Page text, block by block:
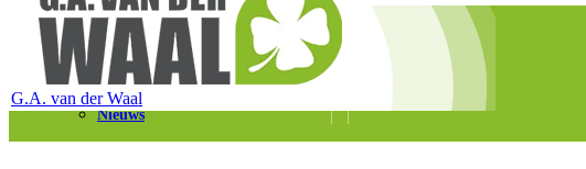
Telefoon 0180 – 421399
Schaapherderweg 6, 2988 CK Ridderkerk
Vacatures
Nieuws
G.A. van der Waal